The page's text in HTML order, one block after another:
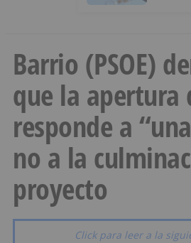
Barrio (PSOE)
que la apertura
responde a
no a la
proyecto
Click para leer a la